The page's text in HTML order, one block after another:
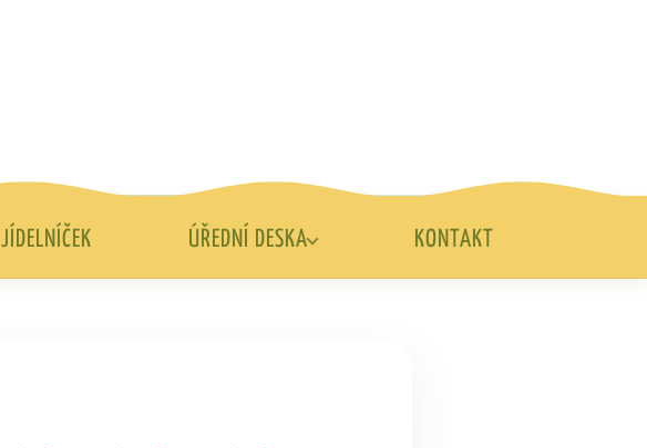
JÍDELNÍČEK ÚŘEDNÍ DESKA KONTAKT